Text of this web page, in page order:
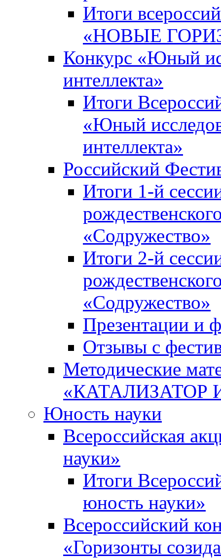
Итоги
«НОВЫЕ
Конкурс «Юный
интеллекта»
Итоги
«Юный
интеллекта»
Российский
Итоги 1-й
«Содружество»
Итоги 2-й
«Содружество»
Презентации и
Отзывы с
Методические
«КАТАЛИЗАТОР
Юность науки
Всероссийская
науки»
Итоги
юность науки»
Всероссийский
«Горизонты